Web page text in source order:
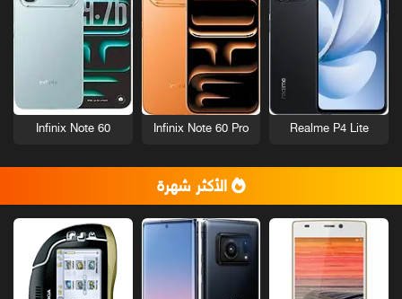
Realme P4 Lite
Infinix Note 60 Pro
Infinix Note 60
الأكثر شهرة